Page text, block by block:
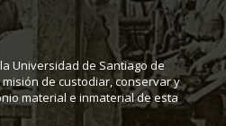
Universidad de Santiago de
misión de custodiar, conservar y
material e inmaterial de esta